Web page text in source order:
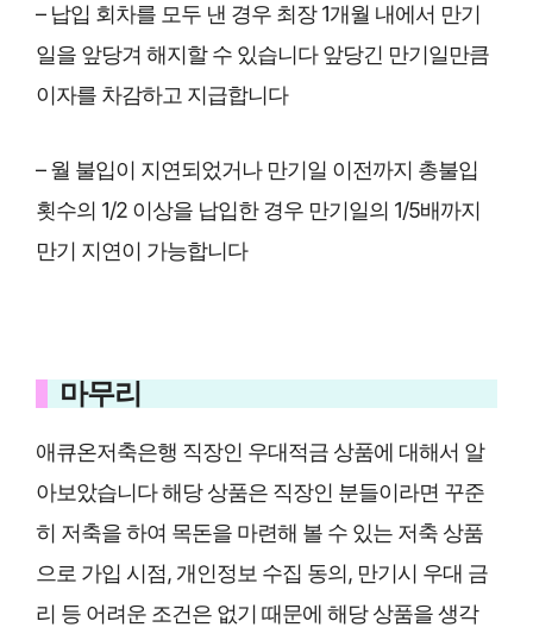
– 납입 회차를 모두 낸 경우 최장 1개월 내에서 만기
일을 앞당겨 해지할 수 있습니다 앞당긴 만기일만큼
이자를 차감하고 지급합니다
– 월 불입이 지연되었거나 만기일 이전까지 총불입
횟수의 1/2 이상을 납입한 경우 만기일의 1/5배까지
만기 지연이 가능합니다
마무리
애큐온저축은행 직장인 우대적금 상품에 대해서 알
아보았습니다 해당 상품은 직장인 분들이라면 꾸준
히 저축을 하여 목돈을 마련해 볼 수 있는 저축 상품
으로 가입 시점, 개인정보 수집 동의, 만기시 우대 금
리 등 어려운 조건은 없기 때문에 해당 상품을 생각